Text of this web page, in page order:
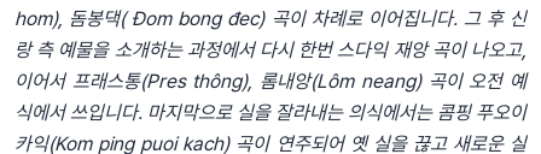
hom), 돔봉댁( Đom bong đec) 곡이 차례로 이어집니다. 그 후 신
랑 측 예물을 소개하는 과정에서 다시 한번 스다익 재앙 곡이 나오고,
이어서 프래스통(Pres thông), 롬내앙(Lôm neang) 곡이 오전 예
식에서 쓰입니다. 마지막으로 실을 잘라내는 의식에서는 콤핑 푸오이
카익(Kom ping puoi kach) 곡이 연주되어 옛 실을 끊고 새로운 실